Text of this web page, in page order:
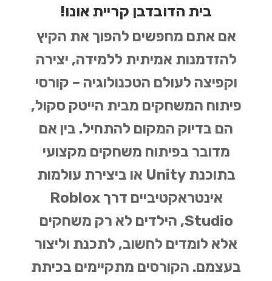
בית הדובדבן קריית אונו!
אם אתם מחפשים להפוך את הקיץ
להזדמנות אמיתית ללמידה, יצירה
וקפיצה לעולם הטכנולוגיה – קורסי
פיתוח המשחקים מבית הייטק סקול,
הם בדיוק המקום להתחיל. בין אם
מדובר בפיתוח משחקים מקצועי
בתוכנתUnity או ביצירת עולמות
אינטראקטיביים דרךRoblox
Studio, הילדים לא רק משחקים
אלא לומדים לחשוב, לתכנת וליצור
בעצמם. הקורסים מתקיימים בכיתת